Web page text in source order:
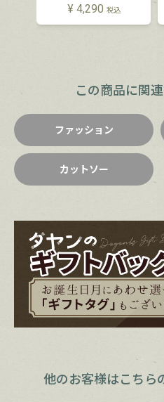
¥ 4,290 税込
この商品に関
ファッション
カットソー
他のお客様はこちら